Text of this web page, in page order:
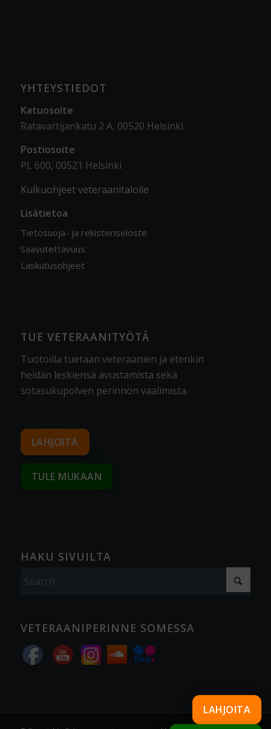
YHTEYSTIEDOT
Katuosoite
Ratavartijankatu 2 A, 00520 Helsinki
Postiosoite
PL 600, 00521 Helsinki
Kulkuohjeet veteraanitalolle
Lisätietoa
Tietosuoja- ja rekisteriseloste
Saavutettavuus
Laskutusohjeet
TUE VETERAANITYÖTÄ
Tuotoilla tuetaan veteraanien ja etenkin
heidän leskiensä avustamista sekä
sotasukupolven perinnön vaalimista.
LAHJOITA
TULE MUKAAN
HAKU SIVUILTA
VETERAANIPERINNE SOMESSA
LAHJOITA